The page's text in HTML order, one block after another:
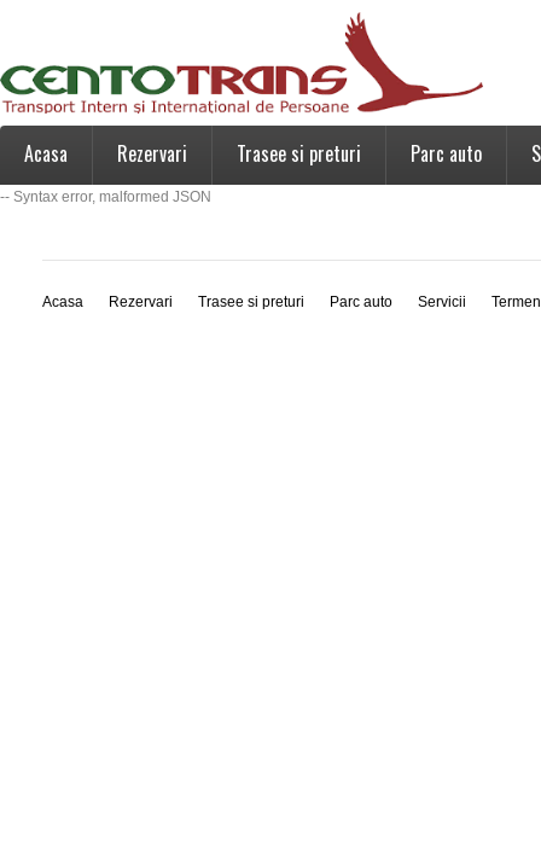
Acasa Rezervari Trasee si preturi Parc auto
-- Syntax error, malformed JSON
Acasa Rezervari Trasee si preturi Parc auto Servicii